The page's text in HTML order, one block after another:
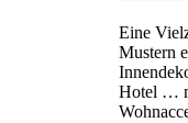
Eine
Mustern
Hotel …